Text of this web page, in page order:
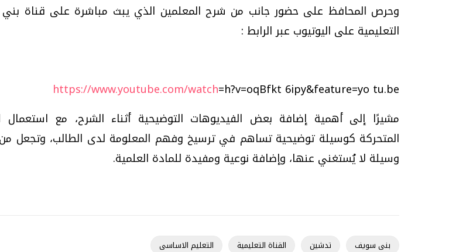
وحرص المحافظ على حضور جانب من شرح المعلمين الذي يبث مباشرة على قناة
التعليمية على اليوتيوب عبر الرابط :
https://www.youtube.com/watch=h?v=oqBfkt 6ipy&feature=yo tu.be
مشيرًا إلى أهمية إضافة بعض الفيديوهات التوضيحية أثناء الشرح، مع استعمال
المتحركة كوسيلة توضيحية تساهم في ترسيخ وفهم المعلومة لدى الطالب، وتجعل من
وسيلة لا يُستغني عنها، وإضافة نوعية ومفيدة للمادة العلمية.
بنى سويف تدشين القناة التعليمية التعليم الاساسى